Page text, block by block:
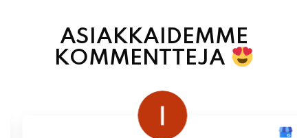
ASIAKKAIDEMME
KOMMENTTEJA